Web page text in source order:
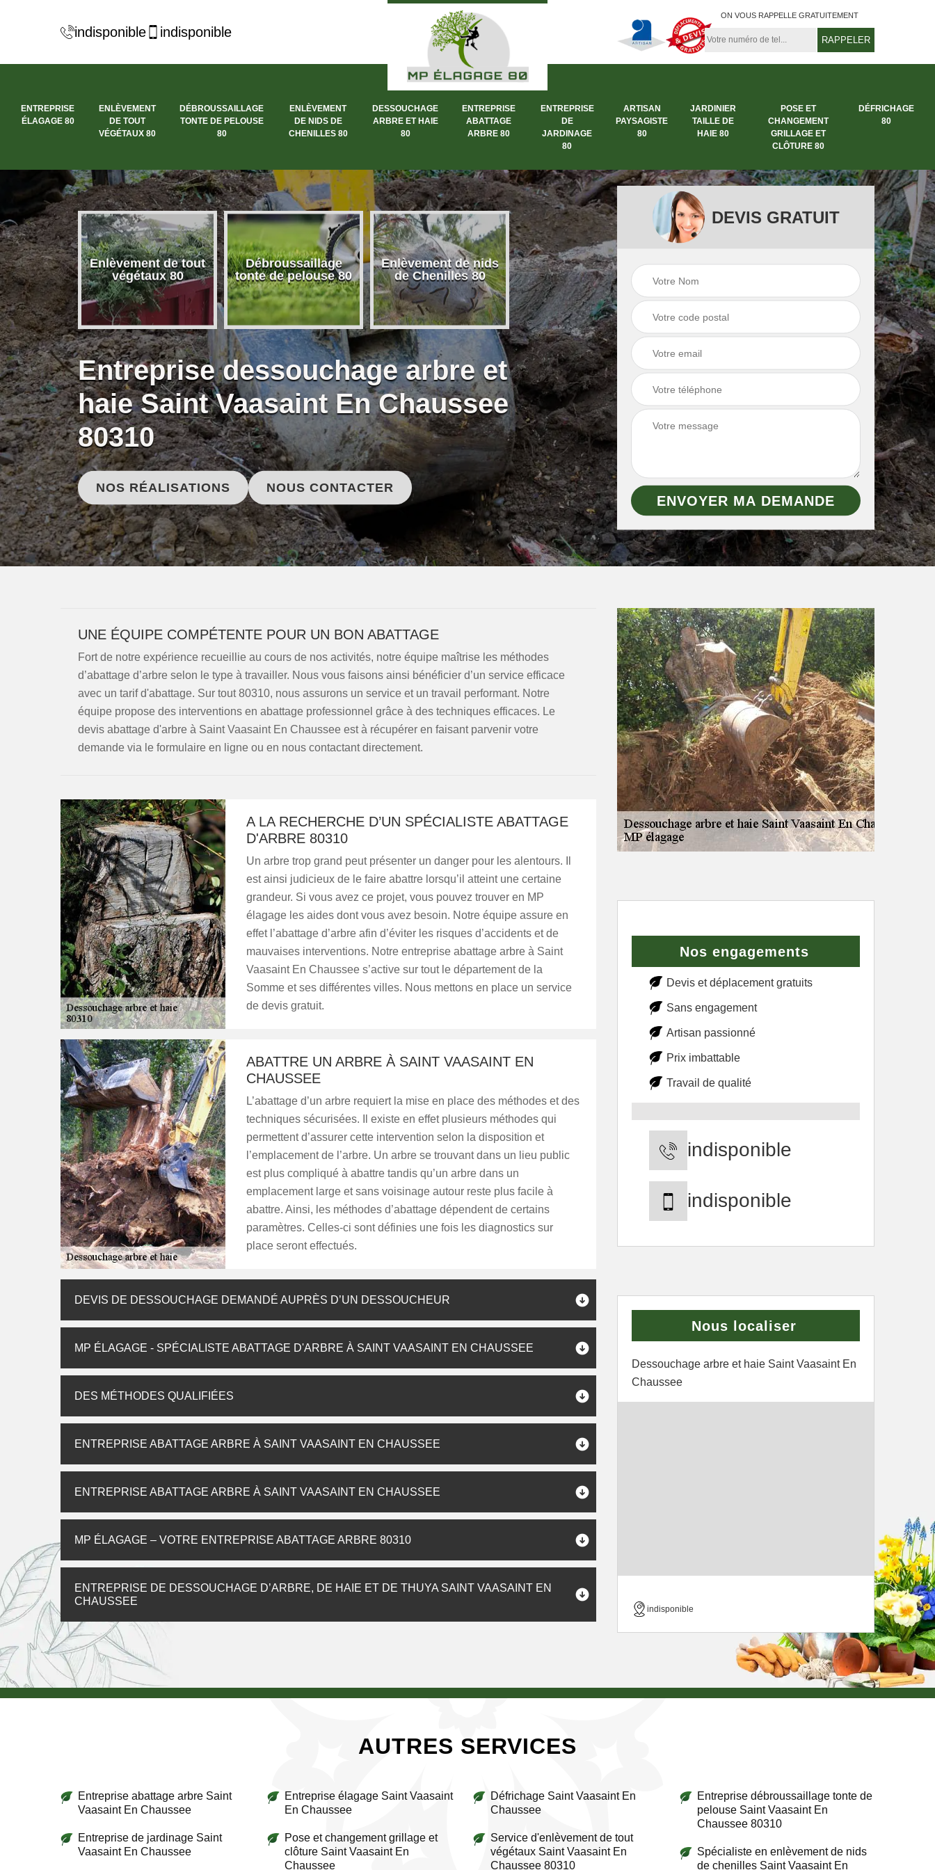
indisponible indisponible
ON VOUS RAPPELLE GRATUITEMENT
ENTREPRISE
ÉLAGAGE 80
ENLÈVEMENT
DE TOUT
VÉGÉTAUX 80
DÉBROUSSAILLAGE
TONTE DE PELOUSE
80
ENLÈVEMENT
DE NIDS DE
CHENILLES 80
DESSOUCHAGE
ARBRE ET HAIE
80
ENTREPRISE
ABATTAGE
ARBRE 80
ENTREPRISE
DE
JARDINAGE
80
ARTISAN
PAYSAGISTE
80
JARDINIER
TAILLE DE
HAIE 80
POSE ET
CHANGEMENT
GRILLAGE ET
CLÔTURE 80
DÉFRICHAGE
80
élagage
Enlèvement de tout
végétaux 80
Débroussaillage
tonte de pelouse 80
Enlèvement de nids
de Chenilles 80
Dessouchage arbre
et haie 80
Entreprise abattage
Entreprise de
jardinage 80
Entreprise dessouchage arbre et
haie Saint Vaasaint En Chaussee
80310
NOS RÉALISATIONS NOUS CONTACTER
DEVIS GRATUIT
UNE ÉQUIPE COMPÉTENTE POUR UN BON ABATTAGE
Fort de notre expérience recueillie au cours de nos activités, notre équipe maîtrise les méthodes
d’abattage d’arbre selon le type à travailler. Nous vous faisons ainsi bénéficier d’un service efficace
avec un tarif d'abattage. Sur tout 80310, nous assurons un service et un travail performant. Notre
équipe propose des interventions en abattage professionnel grâce à des techniques efficaces. Le
devis abattage d'arbre à Saint Vaasaint En Chaussee est à récupérer en faisant parvenir votre
demande via le formulaire en ligne ou en nous contactant directement.
A LA RECHERCHE D’UN SPÉCIALISTE ABATTAGE
D'ARBRE 80310
Un arbre trop grand peut présenter un danger pour les alentours. Il
est ainsi judicieux de le faire abattre lorsqu’il atteint une certaine
grandeur. Si vous avez ce projet, vous pouvez trouver en MP
élagage les aides dont vous avez besoin. Notre équipe assure en
effet l’abattage d’arbre afin d’éviter les risques d’accidents et de
mauvaises interventions. Notre entreprise abattage arbre à Saint
Vaasaint En Chaussee s’active sur tout le département de la
Somme et ses différentes villes. Nous mettons en place un service
de devis gratuit.
ABATTRE UN ARBRE À SAINT VAASAINT EN
CHAUSSEE
L’abattage d’un arbre requiert la mise en place des méthodes et des
techniques sécurisées. Il existe en effet plusieurs méthodes qui
permettent d’assurer cette intervention selon la disposition et
l’emplacement de l’arbre. Un arbre se trouvant dans un lieu public
est plus compliqué à abattre tandis qu’un arbre dans un
emplacement large et sans voisinage autour reste plus facile à
abattre. Ainsi, les méthodes d’abattage dépendent de certains
paramètres. Celles-ci sont définies une fois les diagnostics sur
place seront effectués.
DEVIS DE DESSOUCHAGE DEMANDÉ AUPRÈS D’UN DESSOUCHEUR
MP ÉLAGAGE - SPÉCIALISTE ABATTAGE D'ARBRE À SAINT VAASAINT EN CHAUSSEE
DES MÉTHODES QUALIFIÉES
ENTREPRISE ABATTAGE ARBRE À SAINT VAASAINT EN CHAUSSEE
ENTREPRISE ABATTAGE ARBRE À SAINT VAASAINT EN CHAUSSEE
MP ÉLAGAGE – VOTRE ENTREPRISE ABATTAGE ARBRE 80310
ENTREPRISE DE DESSOUCHAGE D’ARBRE, DE HAIE ET DE THUYA SAINT VAASAINT EN
CHAUSSEE
Nos engagements
Devis et déplacement gratuits
Sans engagement
Artisan passionné
Prix imbattable
Travail de qualité
indisponible
indisponible
Nous localiser
Dessouchage arbre et haie Saint Vaasaint En
Chaussee
indisponible
AUTRES SERVICES
Entreprise abattage arbre Saint
Vaasaint En Chaussee
Entreprise de jardinage Saint
Vaasaint En Chaussee
Entreprise élagage Saint Vaasaint
En Chaussee
Pose et changement grillage et
clôture Saint Vaasaint En
Chaussee
Défrichage Saint Vaasaint En
Chaussee
Service d'enlèvement de tout
végétaux Saint Vaasaint En
Chaussee 80310
Entreprise débroussaillage tonte de
pelouse Saint Vaasaint En
Chaussee 80310
Spécialiste en enlèvement de nids
de chenilles Saint Vaasaint En